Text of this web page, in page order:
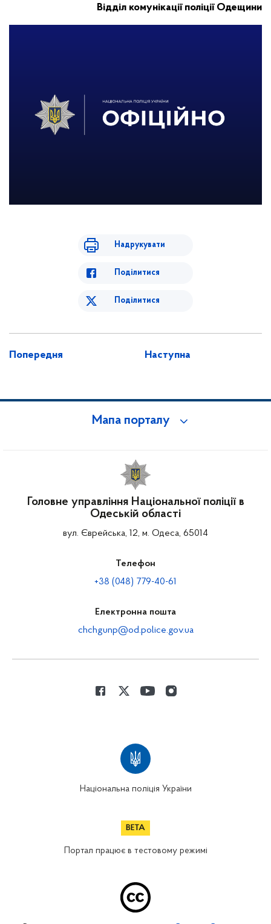
Відділ комунікації поліції Одещини
Надрукувати
Поділитися
Поділитися
Попередня Наступна
Мапа порталу
Головне управління Національної поліції в
Одеській області
вул. Єврейська, 12, м. Одеса, 65014
Телефон
+38 (048) 779-40-61
Електронна пошта
chchgunp@od.police.gov.ua
Національна поліція України
Портал працює в тестовому режимі